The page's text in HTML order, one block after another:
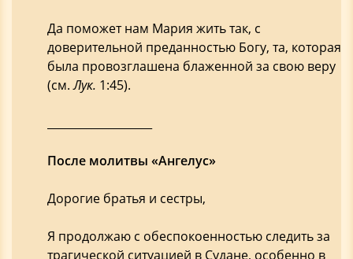
Да поможет нам Мария жить так, с
доверительной преданностью Богу, та, которая
была провозглашена блаженной за свою веру
(см.Лук. 1:45).
После молитвы «Ангелус»
Дорогие братья и сестры,
Я продолжаю с обеспокоенностью следить за
трагической ситуацией в Судане, особенно в